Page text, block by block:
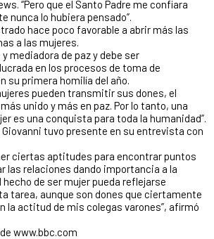
“Pero que el Santo Padre me confiara
nunca lo hubiera pensado”.
hace poco favorable a abrir más las
a las mujeres.
mediadora de paz y debe ser
en los procesos de toma de
su primera homilía del año.
pueden transmitir sus dones, el
unido y más en paz. Por lo tanto, una
es una conquista para toda la humanidad”.
Giovanni tuvo presente en su entrevista con
ciertas aptitudes para encontrar puntos
las relaciones dando importancia a la
hecho de ser mujer pueda reflejarse
tarea, aunque son dones que ciertamente
la actitud de mis colegas varones”, afirmó
www.bbc.com